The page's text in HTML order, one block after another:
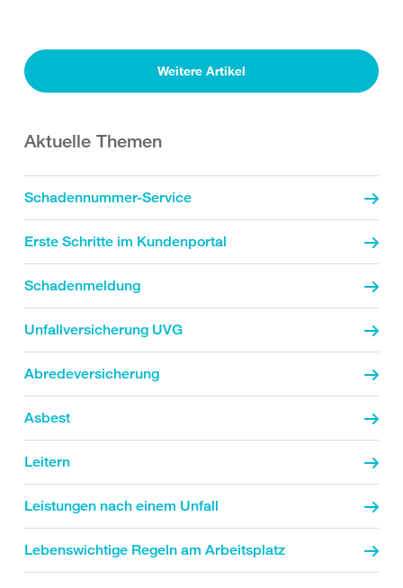
Weitere Artikel
Aktuelle Themen
Schadennummer-Service
Erste Schritte im Kundenportal
Schadenmeldung
Unfallversicherung UVG
Abredeversicherung
Asbest
Leitern
Leistungen nach einem Unfall
Lebenswichtige Regeln am Arbeitsplatz